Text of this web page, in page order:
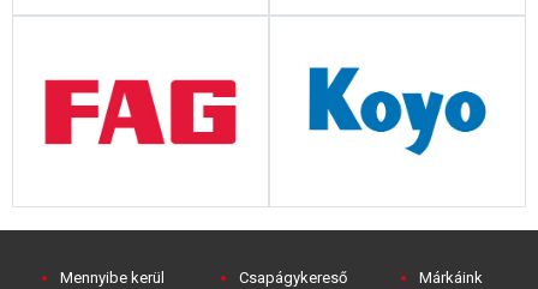
Mennyibe kerül
Csapágykereső
Márkáink